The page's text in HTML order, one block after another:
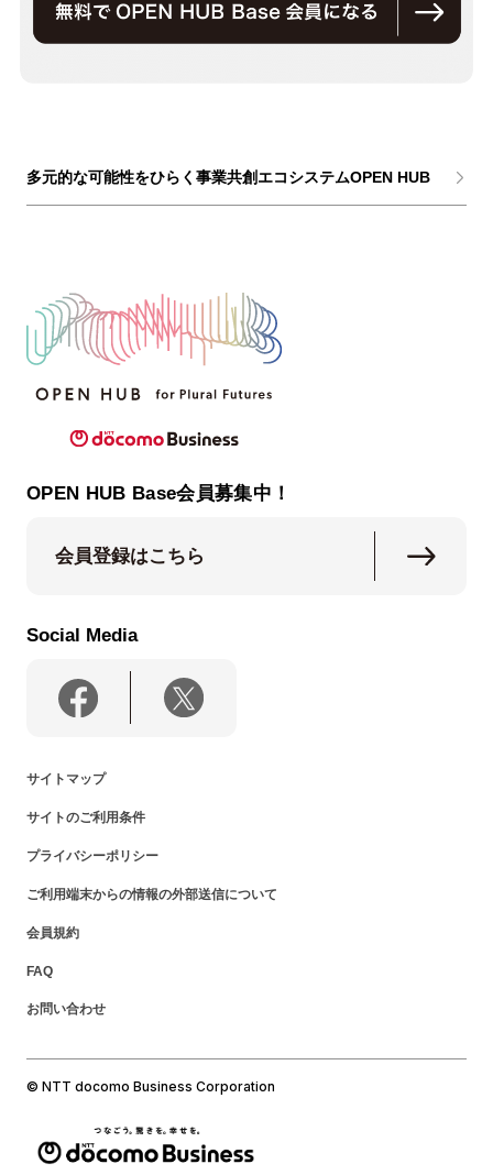
多元的な可能性をひらく事業共創エコシステムOPEN HUB
OPEN HUB Base会員募集中！
会員登録はこちら
Social Media
サイトマップ
サイトのご利用条件
プライバシーポリシー
ご利用端末からの情報の外部送信について
会員規約
FAQ
お問い合わせ
© NTT docomo Business Corporation